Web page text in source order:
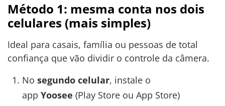
Método 1: mesma conta nos dois
celulares (mais simples)
Ideal para casais, família ou pessoas de total
confiança que vão dividir o controle da câmera.
No segundo celular, instale o
app Yoosee (Play Store ou App Store)